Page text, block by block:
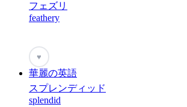
フェズリ
feathery
♥
華麗の英語
スプレンディッド
splendid